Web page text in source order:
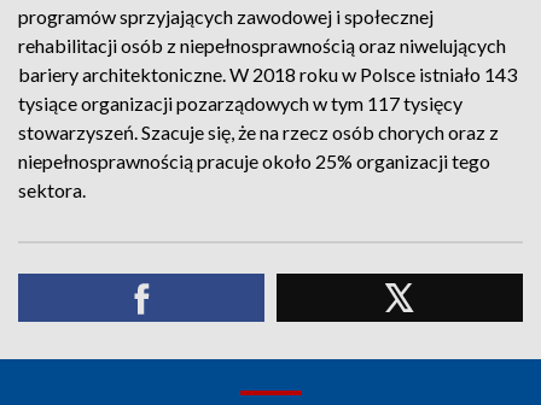
programów sprzyjających zawodowej i społecznej
rehabilitacji osób z niepełnosprawnością oraz niwelujących
bariery architektoniczne. W 2018 roku w Polsce istniało 143
tysiące organizacji pozarządowych w tym 117 tysięcy
stowarzyszeń. Szacuje się, że na rzecz osób chorych oraz z
niepełnosprawnością pracuje około 25% organizacji tego
sektora.